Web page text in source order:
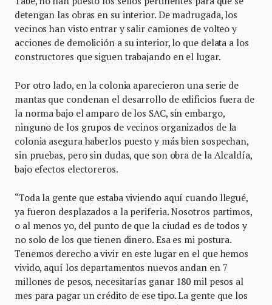
detengan las obras en su interior. De madrugada, los
vecinos han visto entrar y salir camiones de volteo y
acciones de demolición a su interior, lo que delata a los
constructores que siguen trabajando en el lugar.
Por otro lado, en la colonia aparecieron una serie de
mantas que condenan el desarrollo de edificios fuera de
la norma bajo el amparo de los SAC, sin embargo,
ninguno de los grupos de vecinos organizados de la
colonia asegura haberlos puesto y más bien sospechan,
sin pruebas, pero sin dudas, que son obra de la Alcaldía,
bajo efectos electoreros.
“Toda la gente que estaba viviendo aquí cuando llegué,
ya fueron desplazados a la periferia. Nosotros partimos,
o al menos yo, del punto de que la ciudad es de todos y
no solo de los que tienen dinero. Esa es mi postura.
Tenemos derecho a vivir en este lugar en el que hemos
vivido, aquí los departamentos nuevos andan en 7
millones de pesos, necesitarías ganar 180 mil pesos al
mes para pagar un crédito de ese tipo. La gente que los